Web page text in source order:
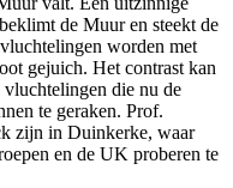
de Muur en steekt de
worden met
gejuich. Het contrast kan
die nu de
te geraken. Prof.
zijn in Duinkerke, waar
en de UK proberen te